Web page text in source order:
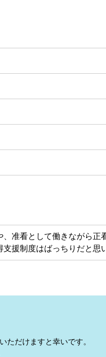
准看として働きながら正
援制度はばっちりだと思
だけますと幸いです。